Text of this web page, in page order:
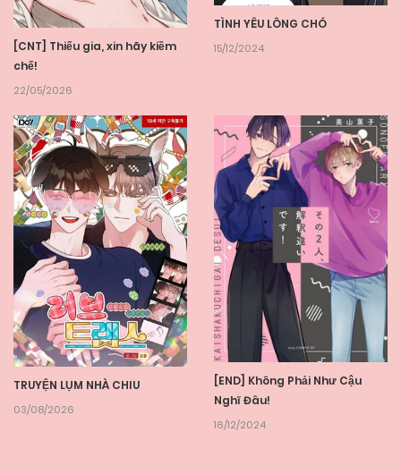
[CNT] Thiếu gia, xin hãy kiềm
chế!
22/05/2026
TÌNH YÊU LÔNG CHÓ
15/12/2024
TRUYỆN LỤM NHÀ CHIU
03/08/2026
[END] Không Phải Như Cậu
Nghĩ Đâu!
16/12/2024